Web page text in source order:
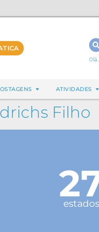
Olá,
ATIVIDADES
Filho
estados